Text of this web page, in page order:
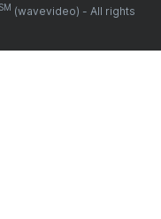
SM (wavevideo) - All rights